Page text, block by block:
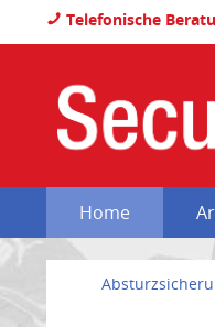
Telefonische
Home